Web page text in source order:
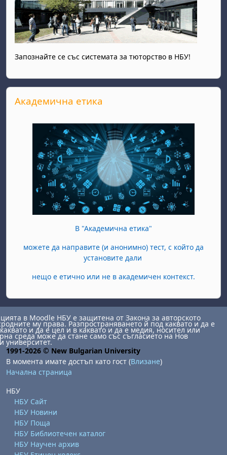
Запознайте се със системата за тюторство в НБУ!
Прескочи Академична етика
Академична етика
В "Академична етика"
можете да направите (и анонимно) тест, с който да
установите дали
нещо е етично или не в академичен контекст.
в Moodle НБУ е защитена от Закона за авторското
му права. Разпространяването й под каквато и да е
и да е цел и в каквато и да е медия, носител или
среда може да стане само със съгласието на Нов
университет.
1991-2026 © New Bulgarian University
В момента имате достъп като гост (Влизане)
Начална страница
НБУ
НБУ Сайт
НБУ Новини
НБУ Поща
НБУ Библиотечен каталог
НБУ Научен архив